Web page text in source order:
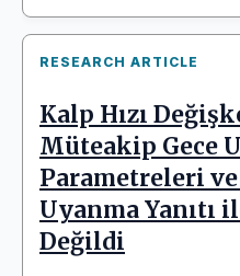
RESEARCH ARTICLE
Kalp Hızı
Müteakip Gece
Parametreleri
Uyanma Yanıtı
Değildi